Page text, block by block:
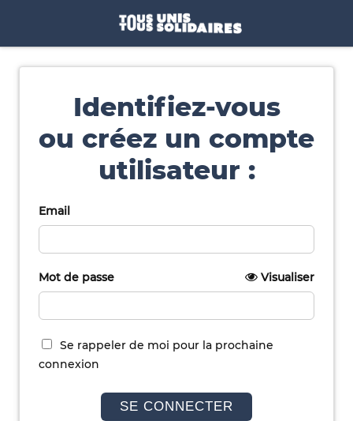
Identifiez-vous
ou créez un compte
utilisateur :
Email
Mot de passe Visualiser
Se rappeler de moi pour la prochaine
connexion
SE CONNECTER